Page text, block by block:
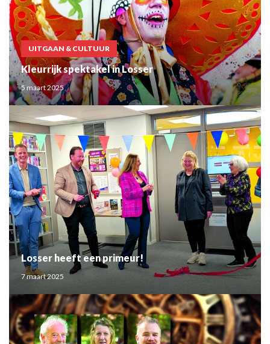
UITGAAN & CULTUUR
Kleurrijk spektakel in Losser
5 maart 2025
Losser heeft een primeur!
7 maart 2025